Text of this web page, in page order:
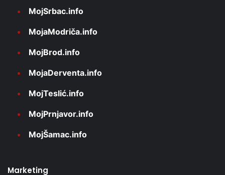
MojSrbac.info
MojaModriča.info
MojBrod.info
MojaDerventa.info
MojTeslić.info
MojPrnjavor.info
MojŠamac.info
Marketing